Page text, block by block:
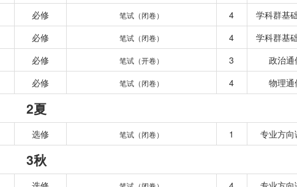
必修 笔试（闭卷） 4
学科群基
必修 笔试（闭卷） 4
学科群基
必修 笔试（开卷） 3
政治通
必修 笔试（闭卷） 4 物理通
2夏
选修 笔试（闭卷） 1 专业方向
3秋